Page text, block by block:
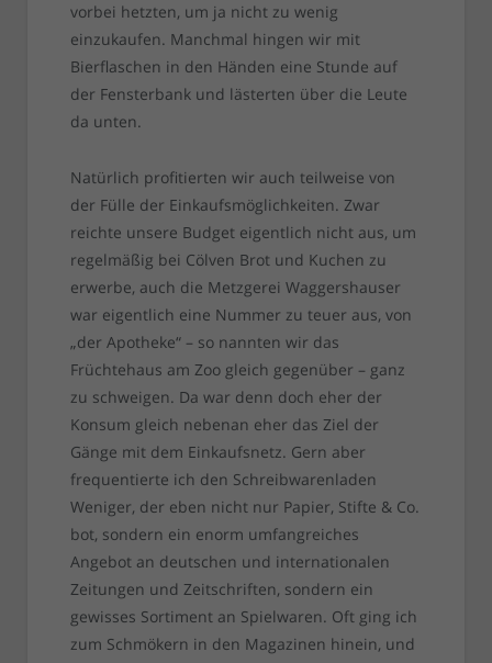
vorbei hetzten, um ja nicht zu wenig
einzukaufen. Manchmal hingen wir mit
Bierflaschen in den Händen eine Stunde auf
der Fensterbank und lästerten über die Leute
da unten.
Natürlich profitierten wir auch teilweise von
der Fülle der Einkaufsmöglichkeiten. Zwar
reichte unsere Budget eigentlich nicht aus, um
regelmäßig bei Cölven Brot und Kuchen zu
erwerbe, auch die Metzgerei Waggershauser
war eigentlich eine Nummer zu teuer aus, von
„der Apotheke“ – so nannten wir das
Früchtehaus am Zoo gleich gegenüber – ganz
zu schweigen. Da war denn doch eher der
Konsum gleich nebenan eher das Ziel der
Gänge mit dem Einkaufsnetz. Gern aber
frequentierte ich den Schreibwarenladen
Weniger, der eben nicht nur Papier, Stifte & Co.
bot, sondern ein enorm umfangreiches
Angebot an deutschen und internationalen
Zeitungen und Zeitschriften, sondern ein
gewisses Sortiment an Spielwaren. Oft ging ich
zum Schmökern in den Magazinen hinein, und